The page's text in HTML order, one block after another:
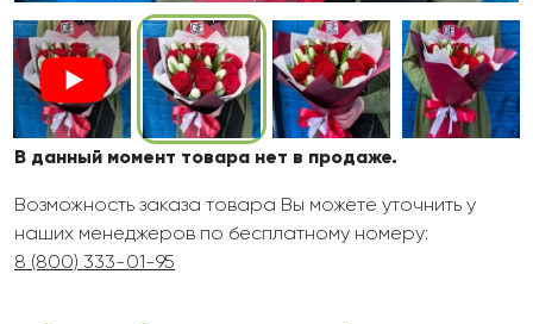
В данный момент товара нет в продаже.
Возможность заказа товара Вы можете уточнить у
наших менеджеров по бесплатному номеру:
8 (800) 333-01-95